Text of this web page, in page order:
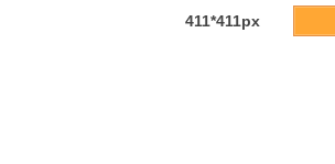
411*411px